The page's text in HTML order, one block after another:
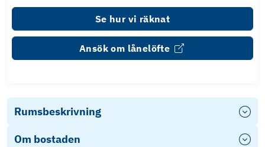
Se hur vi räknat
Ansök om lånelöfte
Rumsbeskrivning
Om bostaden